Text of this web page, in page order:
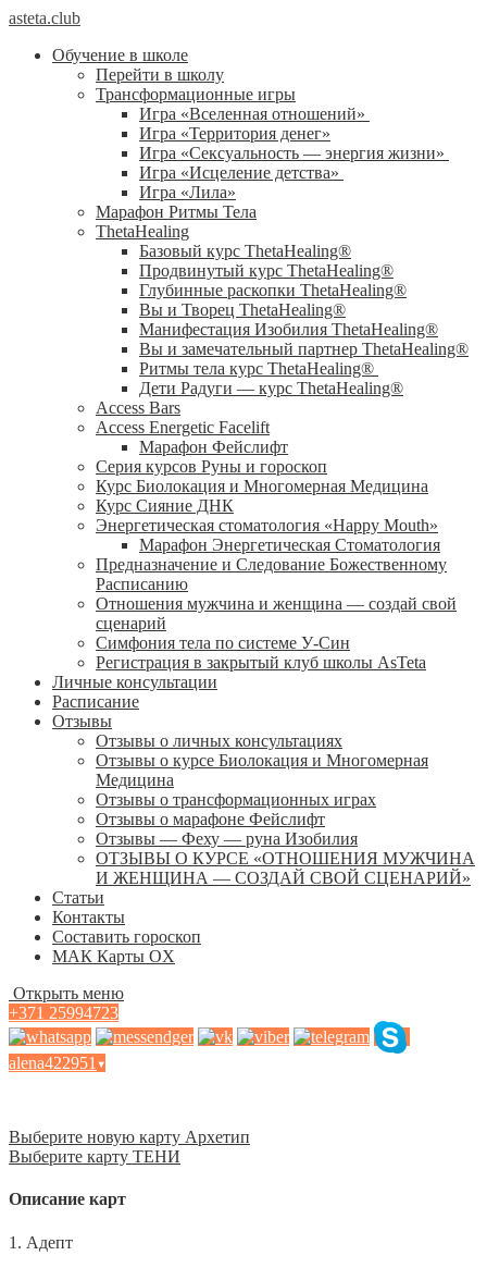
asteta.club
Обучение в школе
Перейти в школу
Трансформационные игры
Игра «Вселенная отношений»
Игра «Территория денег»
Игра «Сексуальность — энергия жизни»
Игра «Исцеление детства»
Игра «Лила»
Марафон Ритмы Тела
ThetaHealing
Базовый курс ThetaHealing®
Продвинутый курс ThetaHealing®
Глубинные раскопки ThetaHealing®
Вы и Творец ThetaHealing®
Манифестация Изобилия ThetaHealing®
Вы и замечательный партнер ThetaHealing®
Ритмы тела курс ThetaHealing®
Дети Радуги — курс ThetaHealing®
Access Bars
Access Energetic Facelift
Марафон Фейслифт
Серия курсов Руны и гороскоп
Курс Биолокация и Многомерная Медицина
Курс Сияние ДНК
Энергетическая стоматология «Happy Mouth»
Марафон Энергетическая Cтоматология
Предназначение и Следование Божественному
Расписанию
Отношения мужчина и женщина — создай свой
сценарий
Симфония тела по системе У-Син
Регистрация в закрытый клуб школы AsTeta
Личные консультации
Расписание
Отзывы
Отзывы о личных консультациях
Отзывы о курсе Биолокация и Многомерная
Медицина
Отзывы о трансформационных играх
Отзывы о марафоне Фейслифт
Отзывы — Феху — руна Изобилия
ОТЗЫВЫ О КУРСЕ «ОТНОШЕНИЯ МУЖЧИНА
И ЖЕНЩИНА — СОЗДАЙ СВОЙ СЦЕНАРИЙ»
Статьи
Контакты
Составить гороскоп
МАК Карты OХ
Открыть меню
+371 25994723
alena422951 ▾
Выберите новую карту Архетип
Выберите карту ТЕНИ
Описание карт
1. Адепт